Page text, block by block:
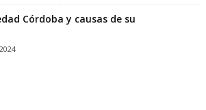
Córdoba y causas de su